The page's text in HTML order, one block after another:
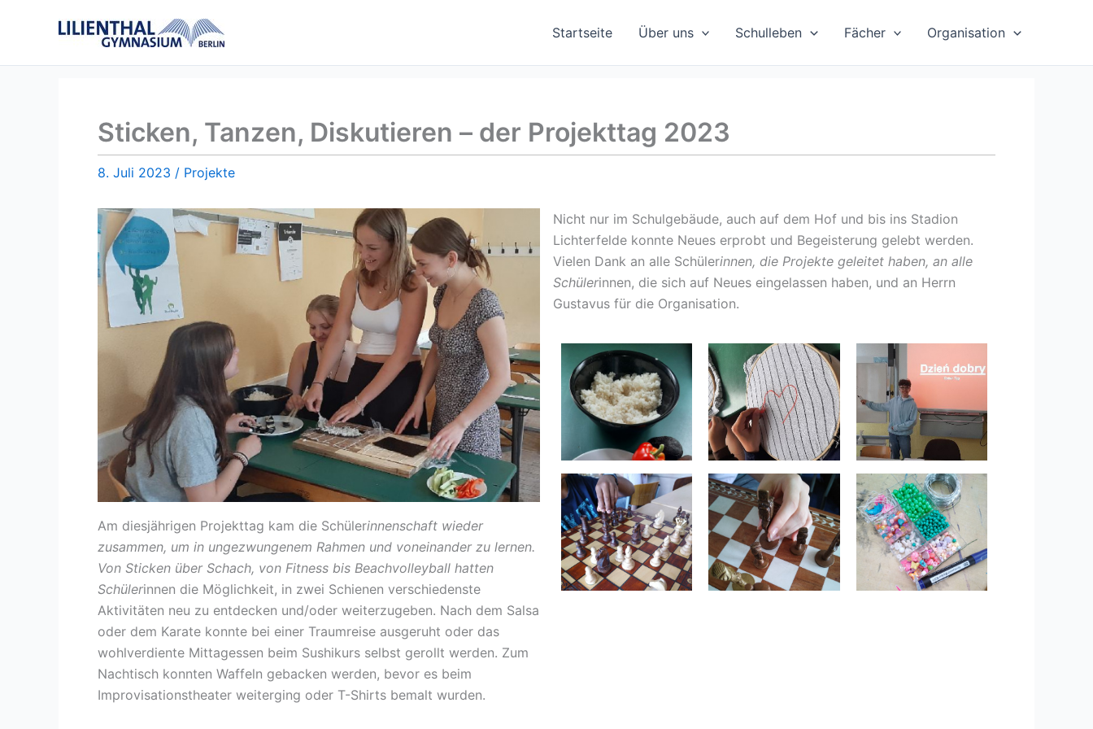
Startseite Über uns Schulleben Fächer Organisation
Sticken, Tanzen, Diskutieren – der Projekttag 2023
8. Juli 2023 / Projekte
Am diesjährigen Projekttag kam die Schülerinnenschaft wieder
zusammen, um in ungezwungenem Rahmen und voneinander zu lernen.
Von Sticken über Schach, von Fitness bis Beachvolleyball hatten
Schülerinnen die Möglichkeit, in zwei Schienen verschiedenste
Aktivitäten neu zu entdecken und/oder weiterzugeben. Nach dem Salsa
oder dem Karate konnte bei einer Traumreise ausgeruht oder das
wohlverdiente Mittagessen beim Sushikurs selbst gerollt werden. Zum
Nachtisch konnten Waffeln gebacken werden, bevor es beim
Improvisationstheater weiterging oder T-Shirts bemalt wurden.
Nicht nur im Schulgebäude, auch auf dem Hof und bis ins Stadion
Lichterfelde konnte Neues erprobt und Begeisterung gelebt werden.
Vielen Dank an alle Schülerinnen, die Projekte geleitet haben, an alle
Schülerinnen, die sich auf Neues eingelassen haben, und an Herrn
Gustavus für die Organisation.